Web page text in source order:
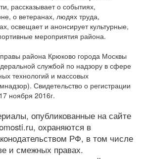
рассказывает о событиях,
о ветеранах, людях труда,
освещает и анонсирует культурные,
мероприятия района.
района Крюково города Москвы
службой по надзору в сфере
технологий и массовых
Свидетельство о регистрации
ноября 2016г.
опубликованные на сайте
охраняются в
РФ, в том числе
и смежных правах.